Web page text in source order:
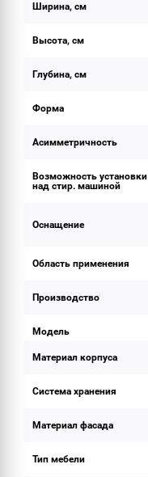
Ширина, см
Высота, см
Глубина, см
Форма
Асимметричность
Возможность установки
над стир. машиной
Оснащение
Область применения
Производство
Модель
Материал корпуса
Система хранения
Материал фасада
Тип мебели